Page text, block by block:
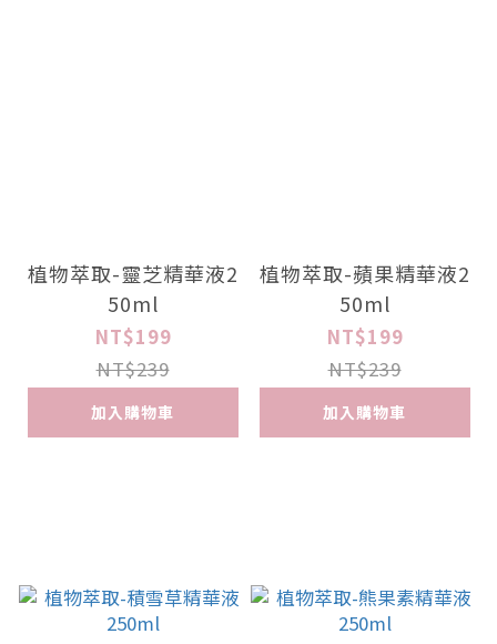
植物萃取-靈芝精華液2
50ml
NT$199
NT$239
加入購物車
植物萃取-蘋果精華液2
50ml
NT$199
NT$239
加入購物車